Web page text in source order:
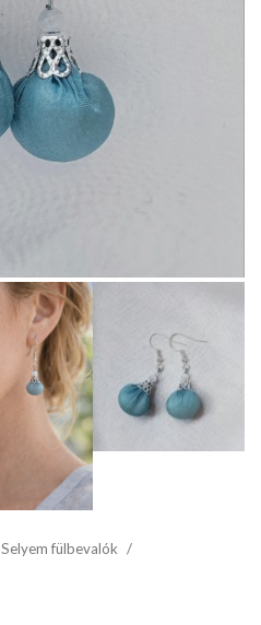
Selyem fülbevalók